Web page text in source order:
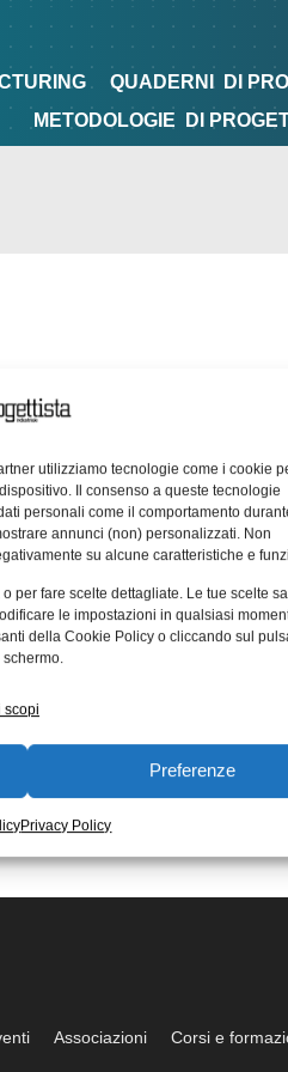
utilizziamo tecnologie come i cookie
Il consenso a queste tecnologie
personali come il comportamento
annunci (non) personalizzati. Non
su alcune caratteristiche e
per fare scelte dettagliate. Le tue scelte
le impostazioni in qualsiasi
della Cookie Policy o cliccando sul
scopi
Preferenze
Privacy Policy
TIPS&TRICKS
QUADERNI DI
METODOLOGIE
DI
Associazioni Corsi e